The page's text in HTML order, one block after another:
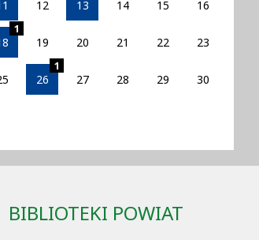
12 13 14 15 16
1
19 20 21 22 23
26
1
27 28 29 30
BIBLIOTEKI POWIAT